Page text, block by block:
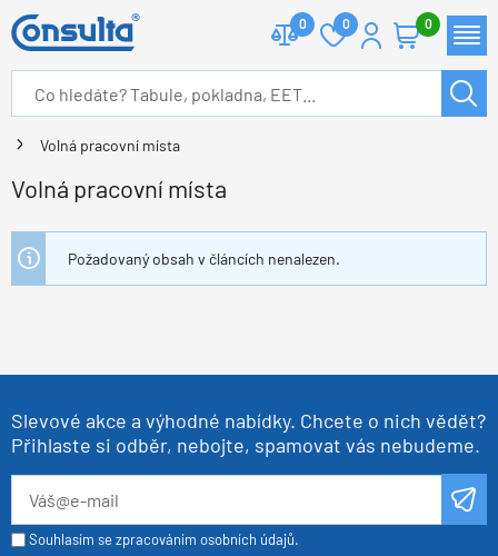
0 0 0
Volná pracovní místa
Volná pracovní místa
Požadovaný obsah v článcích nenalezen.
Slevové akce a výhodné nabídky. Chcete o nich vědět?
Přihlaste si odběr, nebojte, spamovat vás nebudeme.
Souhlasím se zpracováním osobních údajů.